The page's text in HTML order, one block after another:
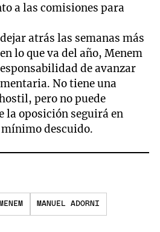
a las comisiones para
atrás las semanas más
lo que va del año, Menem
de avanzar
No tiene una
pero no puede
la oposición seguirá en
descuido.
MANUEL ADORNI